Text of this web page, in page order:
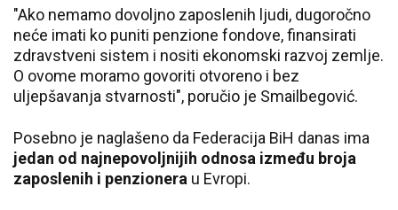
"Ako nemamo dovoljno zaposlenih ljudi, dugoročno
neće imati ko puniti penzione fondove, finansirati
zdravstveni sistem i nositi ekonomski razvoj zemlje.
O ovome moramo govoriti otvoreno i bez
uljepšavanja stvarnosti", poručio je Smailbegović.
Posebno je naglašeno da Federacija BiH danas ima
jedan od najnepovoljnijih odnosa između broja
zaposlenih i penzionera u Evropi.